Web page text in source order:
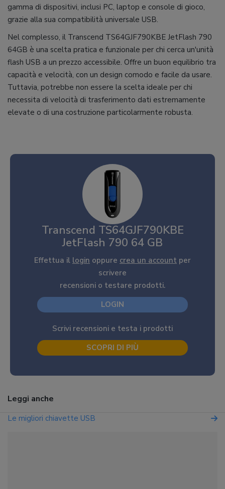
gamma di dispositivi, inclusi PC, laptop e console di gioco,
grazie alla sua compatibilità universale USB.
Nel complesso, il Transcend TS64GJF790KBE JetFlash 790
64GB è una scelta pratica e funzionale per chi cerca un'unità
flash USB a un prezzo accessibile. Offre un buon equilibrio tra
capacità e velocità, con un design comodo e facile da usare.
Tuttavia, potrebbe non essere la scelta ideale per chi
necessita di velocità di trasferimento dati estremamente
elevate o di una costruzione particolarmente robusta.
Transcend TS64GJF790KBE
JetFlash 790 64 GB
Effettua il login oppure crea un account per
scrivere
recensioni o testare prodotti.
LOGIN
Scrivi recensioni e testa i prodotti
SCOPRI DI PIÙ
Leggi anche
Le migliori chiavette USB